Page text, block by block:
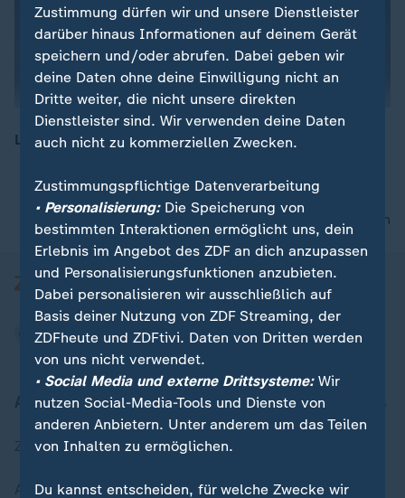
Leichtathletik: Diamond League in Zürich Tag 2.
nach oben
Aktuell bei ZDFheute
Zuletzt veröffentlicht
Aktuelle Sendungs-Videos
Zustimmung dürfen wir und unsere Dienstleister
darüber hinaus Informationen auf deinem Gerät
speichern und/oder abrufen. Dabei geben wir
deine Daten ohne deine Einwilligung nicht an
Dritte weiter, die nicht unsere direkten
Dienstleister sind. Wir verwenden deine Daten
auch nicht zu kommerziellen Zwecken.
Zustimmungspflichtige Datenverarbeitung
• Personalisierung:Die Speicherung von
bestimmten Interaktionen ermöglicht uns, dein
Erlebnis im Angebot des ZDF an dich anzupassen
und Personalisierungsfunktionen anzubieten.
Dabei personalisieren wir ausschließlich auf
Basis deiner Nutzung von ZDF Streaming, der
ZDFheute und ZDFtivi. Daten von Dritten werden
von uns nicht verwendet.
• Social Media und externe Drittsysteme:Wir
nutzen Social-Media-Tools und Dienste von
anderen Anbietern. Unter anderem um das Teilen
von Inhalten zu ermöglichen.
Du kannst entscheiden, für welche Zwecke wir